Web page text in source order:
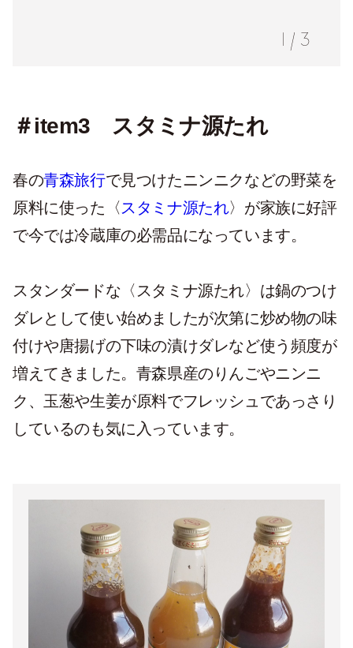
1 / 3
＃item3 スタミナ源たれ
春の青森旅行で見つけたニンニクなどの野菜を
原料に使った〈 スタミナ源たれ〉が家族に好評
で今では冷蔵庫の必需品になっています。
スタンダードな〈スタミナ源たれ〉は鍋のつけ
ダレとして使い始めましたが次第に炒め物の味
付けや唐揚げの下味の漬けダレなど使う頻度が
増えてきました。青森県産のりんごやニンニ
ク、玉葱や生姜が原料でフレッシュであっさり
しているのも気に入っています。